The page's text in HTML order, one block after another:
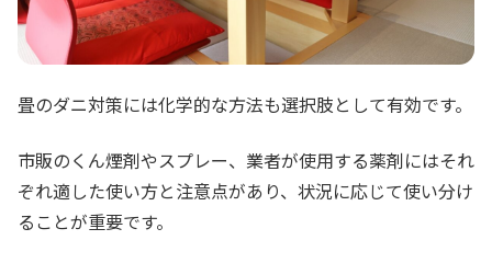
畳のダニ対策には化学的な方法も選択肢として有効です。
市販のくん煙剤やスプレー、業者が使用する薬剤にはそれ
ぞれ適した使い方と注意点があり、状況に応じて使い分け
ることが重要です。